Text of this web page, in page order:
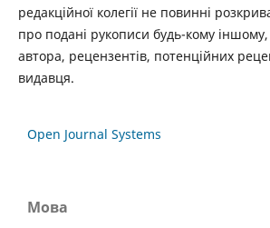
редакційної колегії не повинні
про подані рукописи будь-кому
автора, рецензентів, потенційних
видавця.
Open Journal Systems
Мова